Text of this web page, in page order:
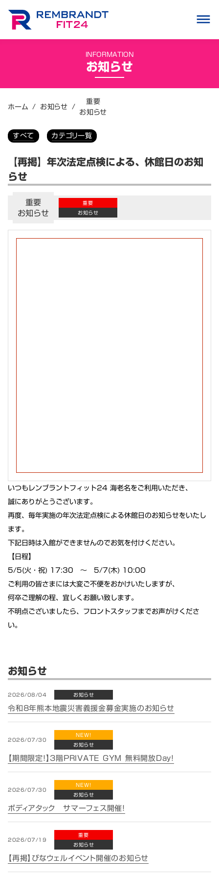
dehaze
INFORMATION
お知らせ
ホーム / お知らせ / 重要
お知らせ
すべて
カテゴリ一覧
【再掲】年次法定点検による、休館日のお知
らせ
重要
お知らせ
重要
お知らせ
いつもレンブラントフィット24 海老名をご利用いただき、
誠にありがとうございます。
再度、毎年実施の年次法定点検による休館日のお知らせをいたし
ます。
下記日時は入館ができませんのでお気を付けください。
【日程】
5/5(火・祝) 17:30 ～ 5/7(木) 10:00
ご利用の皆さまには大変ご不便をおかけいたしますが、
何卒ご理解の程、宜しくお願い致します。
不明点ございましたら、フロントスタッフまでお声がけくださ
い。
お知らせ
2026/08/04 お知らせ
令和8年熊本地震災害義援金募金実施のお知らせ
2026/07/30
NEW!
お知らせ
【期間限定！】3階PRIVATE GYM 無料開放Day！
2026/07/30
NEW!
お知らせ
ボディアタック サマーフェス開催！
2026/07/19
重要
お知らせ
【再掲】びなウェルイベント開催のお知らせ